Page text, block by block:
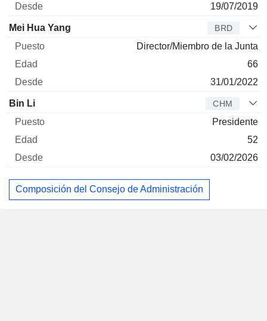
19/07/2019
Mei Hua Yang BRD
Director/Miembro de la Junta
66
31/01/2022
Bin Li CHM
Presidente
52
03/02/2026
Composición del Consejo de Administración